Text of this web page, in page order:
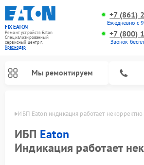
FIX-EATON
Ремонт устройств Eaton
Специализированный
cервисный центр г.
Краснодар
+7 (861)
Ежедневно с
+7 (800)
Звонок
Мы ремонтируем
ИБП Eaton индикация работает некорректно
ИБП Eaton
Индикация работает